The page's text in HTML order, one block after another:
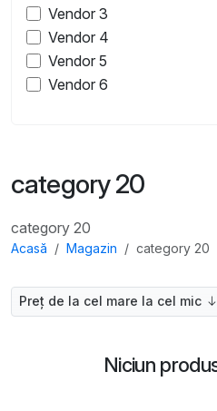
Vendor 3
Vendor 4
Vendor 5
Vendor 6
category 20
category 20
Acasă Magazin category 20
Preț de la cel mare la cel mic
Niciun